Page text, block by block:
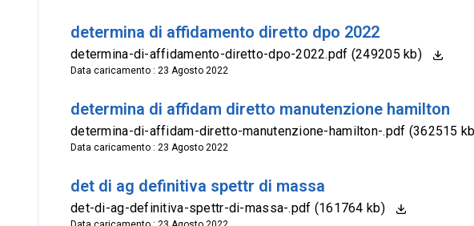
determina di affidamento diretto dpo 2022
determina-di-affidamento-diretto-dpo-2022.pdf (249205 kb)
Data caricamento : 23 Agosto 2022
determina di affidam diretto manutenzione hamilton
determina-di-affidam-diretto-manutenzione-hamilton-.pdf (362515
Data caricamento : 23 Agosto 2022
det di ag definitiva spettr di massa
det-di-ag-definitiva-spettr-di-massa-.pdf (161764 kb)